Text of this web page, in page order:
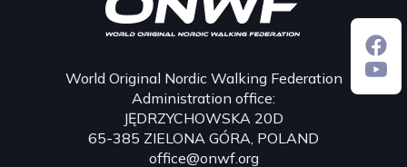
World Original Nordic Walking Federation
Administration office:
JĘDRZYCHOWSKA 20D
65-385 ZIELONA GÓRA, POLAND
office@onwf.org